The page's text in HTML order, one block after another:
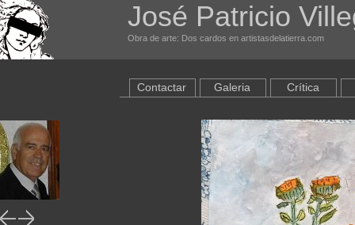
José Patricio
Obra de arte: Dos cardos en artistasdelatierra.com
Contactar Galeria Crítica